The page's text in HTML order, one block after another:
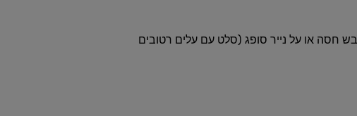
חסה או על נייר סופג (סלט עם עלים רטובים